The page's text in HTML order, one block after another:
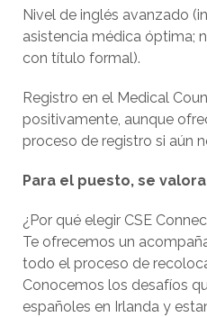
Nivel de inglés avanzado
asistencia médica óptima;
con título formal).
Registro en el Medical
positivamente, aunque
proceso de registro si aún
Para el puesto, se
¿Por qué elegir CSE
Te ofrecemos un
todo el proceso de
Conocemos los desafíos
españoles en Irlanda y